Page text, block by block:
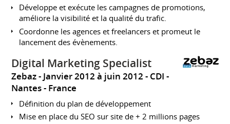
Développe et exécute les campagnes de promotions,
améliore la visibilité et la qualité du trafic.
Coordonne les agences et freelancers et promeut le
lancement des évènements.
Digital Marketing Specialist
Zebaz Janvier 2012 à juin 2012 CDI
Nantes
France
Définition du plan de développement
Mise en place du SEO sur site de + 2 millions pages